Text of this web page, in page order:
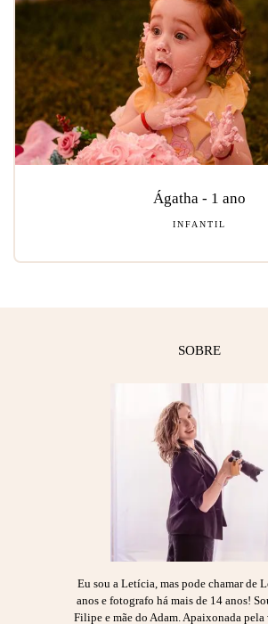
Ágatha - 1 ano
INFANTIL
SOBRE
Eu sou a Letícia, mas pode chamar de
anos e fotografo há mais de 14 anos!
Filipe e mãe do Adam. Apaixonada